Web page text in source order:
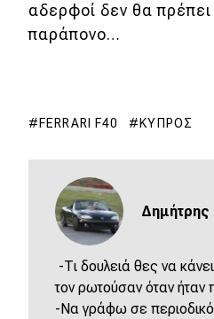
αδερφοί δεν θα
παράπονο…
FERRARI F40 ΚΎΠΡΟΣ
-Τι δουλειά θες να
τον ρωτούσαν όταν ήταν
-Να γράφω σε περιοδικό